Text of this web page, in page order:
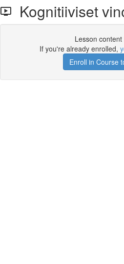
Kognitiiviset
Lesson content
If you're already enrolled,
Enroll in Course